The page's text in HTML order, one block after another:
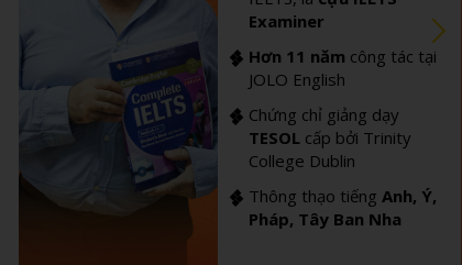
Examiner
Hơn 11 năm công tác tại
JOLO English
Chứng chỉ giảng dạy
TESOLcấp bởi Trinity
College Dublin
Thông thạo tiếng Anh, Ý,
Pháp, Tây Ban Nha